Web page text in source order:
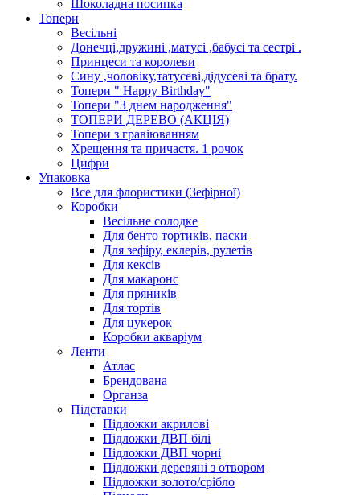
Шоколадна посипка
Топери
Весільні
Донечці,дружині ,матусі ,бабусі та сестрі .
Принцеси та королеви
Сину ,чоловіку,татусеві,дідусеві та брату.
Топери " Happy Birthday"
Топери "З днем народження"
ТОПЕРИ ДЕРЕВО (АКЦІЯ)
Топери з гравіюванням
Хрещення та причастя. 1 рочок
Цифри
Упаковка
Все для флористики (Зефірної)
Коробки
Весільне солодке
Для бенто тортиків, паски
Для зефіру, еклерів, рулетів
Для кексів
Для макаронс
Для пряників
Для тортів
Для цукерок
Коробки акваріум
Ленти
Атлас
Брендована
Органза
Підставки
Підложки акрилові
Підложки ДВП білі
Підложки ДВП чорні
Підложки деревяні з отвором
Підложки золото/срібло